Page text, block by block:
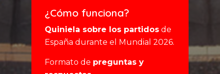
¿Cómo funciona?
Quiniela sobre los partidos de
España durante el Mundial 2026.
Formato de preguntas y